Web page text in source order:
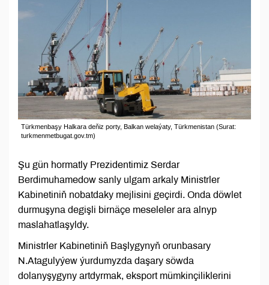
Türkmenbaşy Halkara deňiz porty, Balkan welaýaty, Türkmenistan (Surat:
turkmenmetbugat.gov.tm)
Şu gün hormatly Prezidentimiz Serdar
Berdimuhamedow sanly ulgam arkaly Ministrler
Kabinetiniň nobatdaky mejlisini geçirdi. Onda döwlet
durmuşyna degişli birnäçe meseleler ara alnyp
maslahatlaşyldy.
Ministrler Kabinetiniň Başlygynyň orunbasary
N.Atagulyýew ýurdumyzda daşary söwda
dolanyşygyny artdyrmak, eksport mümkinçiliklerini